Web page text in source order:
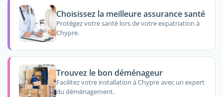
Choisissez la meilleure assurance santé
Protégez votre santé lors de votre expatriation à
Chypre.
Trouvez le bon déménageur
Facilitez votre installation à Chypre avec un expert
du déménagement.